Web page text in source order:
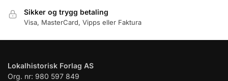
Sikker og trygg betaling
Visa, MasterCard, Vipps eller Faktura
Lokalhistorisk Forlag AS
Org. nr: 980 597 849